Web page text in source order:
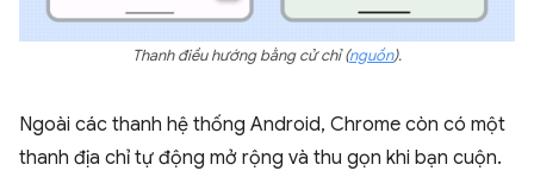
Thanh điều hướng bằng cử chỉ(nguồn).
Ngoài các thanh hệ thống Android, Chrome còn có một
thanh địa chỉ tự động mở rộng và thu gọn khi bạn cuộn.